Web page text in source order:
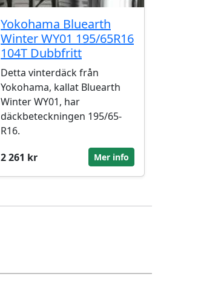
Yokohama Bluearth
Winter WY01 195/65R16
104T Dubbfritt
Detta vinterdäck från
Yokohama, kallat Bluearth
Winter WY01, har
däckbeteckningen 195/65-
R16.
2 261 kr
Mer info